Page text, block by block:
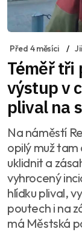
Před 4 měsíci
Téměř tři
výstup v
plival na
Na náměstí
opilý muž
uklidnit a
vyhrocený
hlídku plival,
poutech i na
má Městská